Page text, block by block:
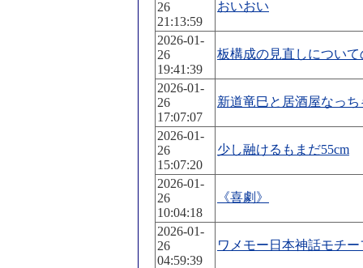
26
21:13:59
おいおい
2026-01-
26
19:41:39
板構成の見直しについ
2026-01-
26
17:07:07
新道竜巳と居酒屋なっち
2026-01-
26
15:07:20
少し融けるもまだ55cm
2026-01-
26
10:04:18
《喜劇》
2026-01-
26
04:59:39
ワメモー日本神話モチ